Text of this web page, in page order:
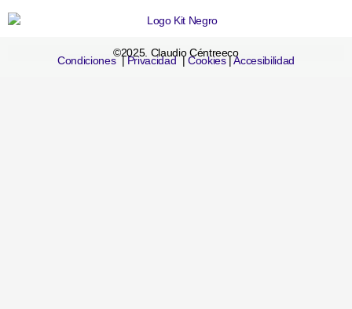
©2025. Claudio Céntreeco
Condiciones|Privacidad|Cookies|Accesibilidad